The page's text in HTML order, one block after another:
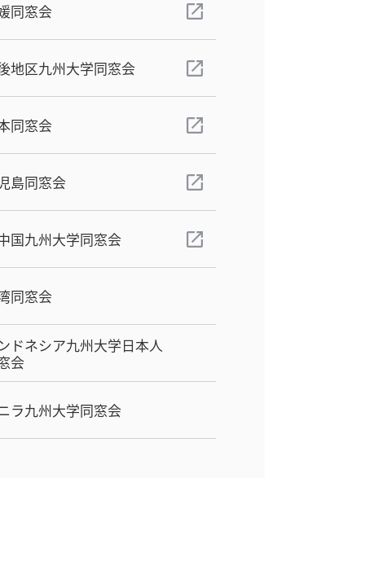
同窓会
地区九州大学同窓会
同窓会
島同窓会
国九州大学同窓会
同窓会
ドネシア九州大学日本人
会
ラ九州大学同窓会